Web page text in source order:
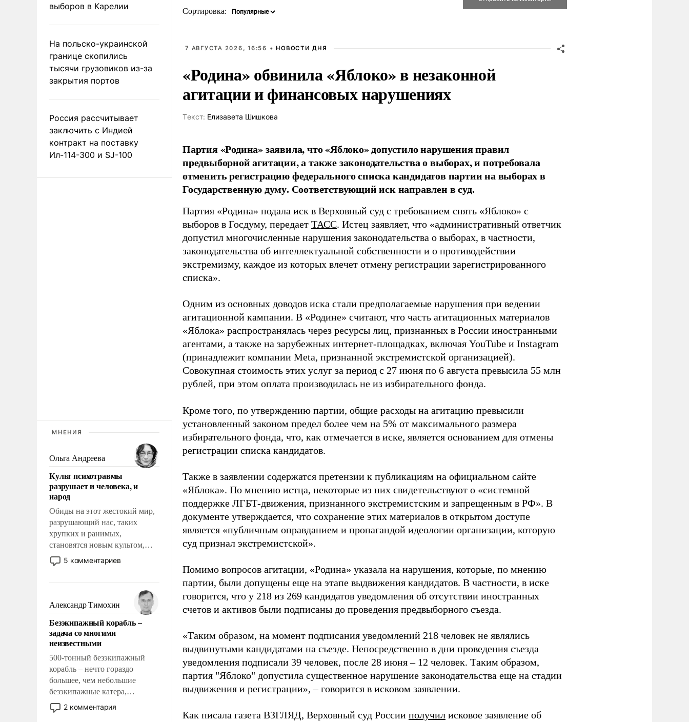
выборов в Карелии
На польско-украинской
границе скопились
тысячи грузовиков из-за
закрытия портов
Россия рассчитывает
заключить с Индией
контракт на поставку
Ил-114-300 и SJ-100
МНЕНИЯ
Ольга Андреева
Культ психотравмы
разрушает и человека, и
народ
Обиды на этот жестокий мир,
разрушающий нас, таких
хрупких и ранимых,
становятся новым культом,
постепенно вытесняя и
отменяя традиционное
мужественным и твердым под
ударами судьбы, брать на себя
ответственность, помогать
слабым, идти вперед и
адаптироваться.
5 комментариев
Александр Тимохин
Безэкипажный корабль –
задача со многими
неизвестными
500-тонный безэкипажный
корабль – нечто гораздо
большее, чем небольшие
безэкипажные катера,
применение которых уже
стало обыденностью. Задача по
2 комментария
Сортировка:
7 АВГУСТА 2026, 16:56 • НОВОСТИ ДНЯ
«Родина» обвинила «Яблоко» в незаконной
агитации и финансовых нарушениях
Tекст: Елизавета Шишкова
Партия «Родина» заявила, что «Яблоко» допустило нарушения правил
предвыборной агитации, а также законодательства о выборах, и потребовала
отменить регистрацию федерального списка кандидатов партии на выборах в
Государственную думу. Соответствующий иск направлен в суд.
Партия «Родина» подала иск в Верховный суд с требованием снять «Яблоко» с
выборов в Госдуму, передает ТАСС. Истец заявляет, что «административный ответчик
допустил многочисленные нарушения законодательства о выборах, в частности,
законодательства об интеллектуальной собственности и о противодействии
экстремизму, каждое из которых влечет отмену регистрации зарегистрированного
списка».
Одним из основных доводов иска стали предполагаемые нарушения при ведении
агитационной кампании. В «Родине» считают, что часть агитационных материалов
«Яблока» распространялась через ресурсы лиц, признанных в России иностранными
агентами, а также на зарубежных интернет-площадках, включая YouTube и Instagram
(принадлежит компании Meta, признанной экстремистской организацией).
Совокупная стоимость этих услуг за период с 27 июня по 6 августа превысила 55 млн
рублей, при этом оплата производилась не из избирательного фонда.
Кроме того, по утверждению партии, общие расходы на агитацию превысили
установленный законом предел более чем на 5% от максимального размера
избирательного фонда, что, как отмечается в иске, является основанием для отмены
регистрации списка кандидатов.
Также в заявлении содержатся претензии к публикациям на официальном сайте
«Яблока». По мнению истца, некоторые из них свидетельствуют о «системной
поддержке ЛГБТ-движения, признанного экстремистским и запрещенным в РФ». В
документе утверждается, что сохранение этих материалов в открытом доступе
является «публичным оправданием и пропагандой идеологии организации, которую
суд признал экстремистской».
Помимо вопросов агитации, «Родина» указала на нарушения, которые, по мнению
партии, были допущены еще на этапе выдвижения кандидатов. В частности, в иске
говорится, что у 218 из 269 кандидатов уведомления об отсутствии иностранных
счетов и активов были подписаны до проведения предвыборного съезда.
«Таким образом, на момент подписания уведомлений 218 человек не являлись
выдвинутыми кандидатами на съезде. Непосредственно в дни проведения съезда
уведомления подписали 39 человек, после 28 июня – 12 человек. Таким образом,
партия "Яблоко" допустила существенное нарушение законодательства еще на стадии
выдвижения и регистрации», – говорится в исковом заявлении.
Как писала газета ВЗГЛЯД, Верховный суд России получил исковое заявление об